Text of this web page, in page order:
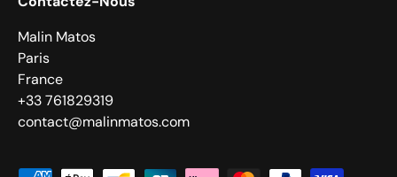
Malin Matos
Paris
France
+33 761829319
contact@malinmatos.com